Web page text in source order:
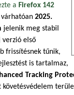
a Firefox 142
2025.
jelenik meg stabil
verzió első
frissítésnek tűnik,
is tartalmaz,
Tracking